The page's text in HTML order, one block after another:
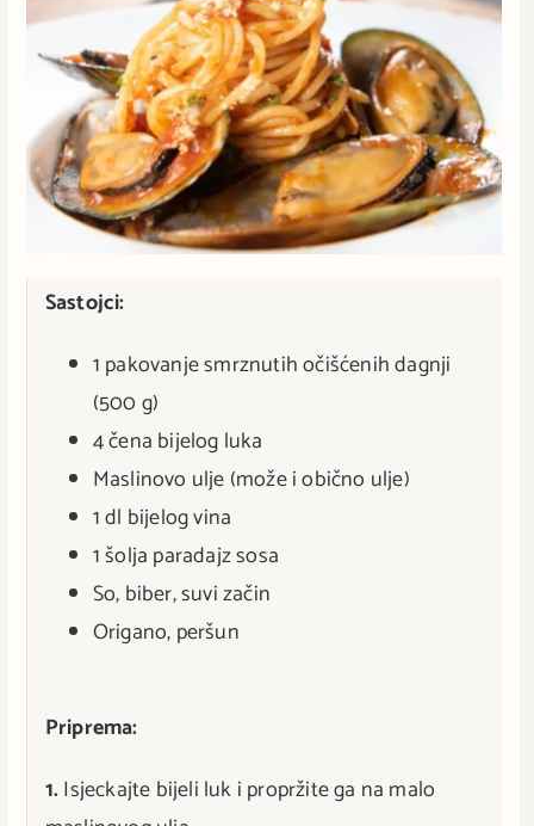
Sastojci:
1 pakovanje smrznutih očišćenih dagnji
(500 g)
4 čena bijelog luka
Maslinovo ulje (može i obično ulje)
1 dl bijelog vina
1 šolja paradajz sosa
So, biber, suvi začin
Origano, peršun
Priprema:
1.Isjeckajte bijeli luk i propržite ga na malo